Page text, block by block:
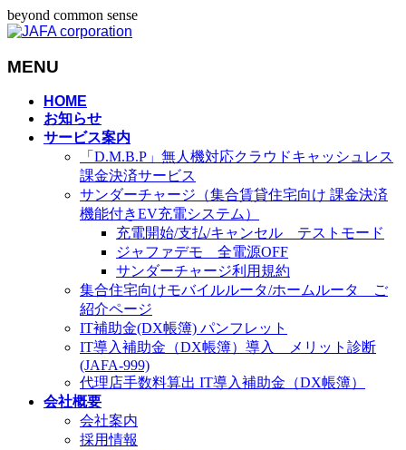
beyond common sense
MENU
HOME
お知らせ
サービス案内
「D.M.B.P」無人機対応クラウドキャッシュレス
課金決済サービス
サンダーチャージ（集合賃貸住宅向け 課金決済
機能付きEV充電システム）
充電開始/支払/キャンセル テストモード
ジャファデモ 全電源OFF
サンダーチャージ利用規約
集合住宅向けモバイルルータ/ホームルータ ご
紹介ページ
IT補助金(DX帳簿) パンフレット
IT導入補助金（DX帳簿）導入 メリット診断
(JAFA-999)
代理店手数料算出 IT導入補助金（DX帳簿）
会社概要
会社案内
採用情報